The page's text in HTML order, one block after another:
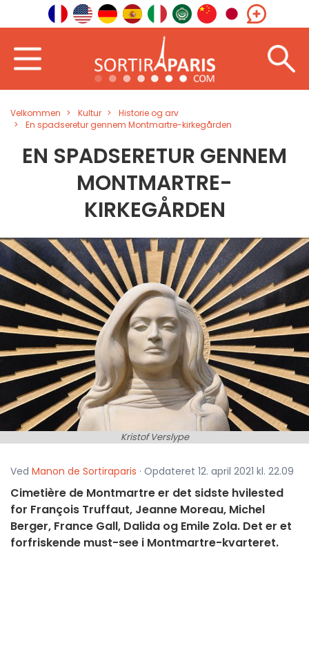
Velkommen Kultur
Historie og arv
En spadseretur gennem Montmartre-kirkegården
EN SPADSERETUR GENNEM
MONTMARTRE-
KIRKEGÅRDEN
Kristof Verslype
Ved Manon de Sortiraparis · Opdateret 12. april 2021 kl. 22.09
Cimetière de Montmartre er det sidste hvilested
for François Truffaut, Jeanne Moreau, Michel
Berger, France Gall, Dalida og Emile Zola. Det er et
forfriskende must-see i Montmartre-kvarteret.